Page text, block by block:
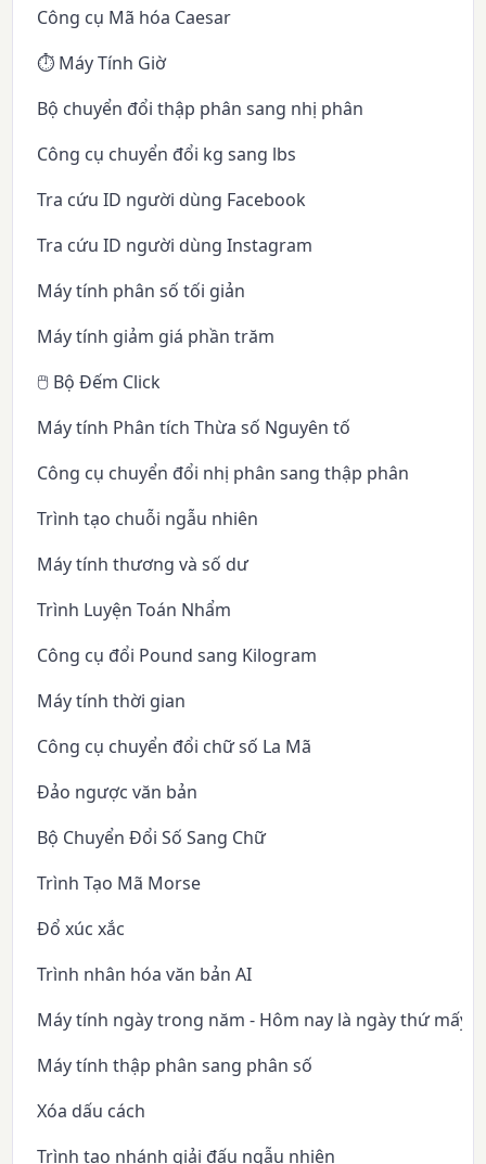
Công cụ Mã hóa Caesar
⏱️ Máy Tính Giờ
Bộ chuyển đổi thập phân sang nhị phân
Công cụ chuyển đổi kg sang lbs
Tra cứu ID người dùng Facebook
Tra cứu ID người dùng Instagram
Máy tính phân số tối giản
Máy tính giảm giá phần trăm
🖱️ Bộ Đếm Click
Máy tính Phân tích Thừa số Nguyên tố
Công cụ chuyển đổi nhị phân sang thập phân
Trình tạo chuỗi ngẫu nhiên
Máy tính thương và số dư
Trình Luyện Toán Nhẩm
Công cụ đổi Pound sang Kilogram
Máy tính thời gian
Công cụ chuyển đổi chữ số La Mã
Đảo ngược văn bản
Bộ Chuyển Đổi Số Sang Chữ
Trình Tạo Mã Morse
Đổ xúc xắc
Trình nhân hóa văn bản AI
Máy tính ngày trong năm - Hôm nay là ngày thứ mấy
Máy tính thập phân sang phân số
Xóa dấu cách
Trình tạo nhánh giải đấu ngẫu nhiên